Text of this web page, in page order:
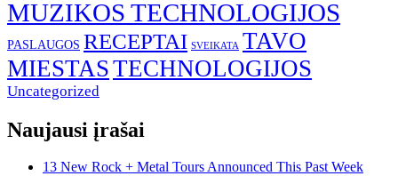
MUZIKOS TECHNOLOGIJOS
PASLAUGOS RECEPTAI SVEIKATA TAVO
MIESTASTECHNOLOGIJOS
Uncategorized
Naujausi įrašai
13 New Rock + Metal Tours Announced This Past Week